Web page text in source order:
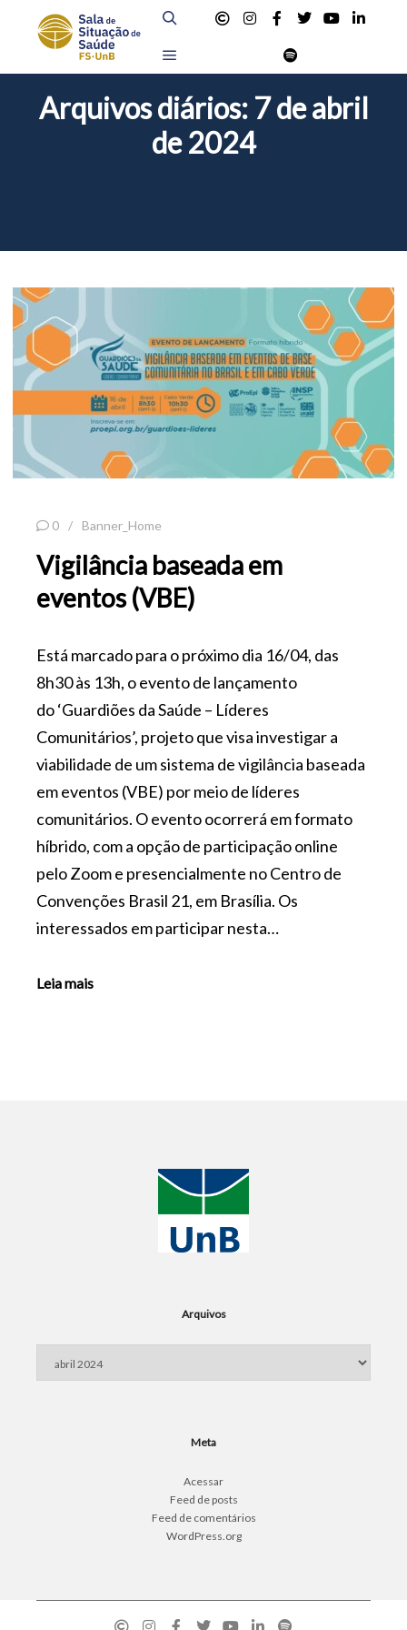
Menu principal
Arquivos diários: 7 de abril
de 2024
0 Banner_Home
Vigilância baseada em
eventos (VBE)
Está marcado para o próximo dia 16/04, das
8h30 às 13h, o evento de lançamento
do ‘Guardiões da Saúde – Líderes
Comunitários’, projeto que visa investigar a
viabilidade de um sistema de vigilância baseada
em eventos (VBE) por meio de líderes
comunitários. O evento ocorrerá em formato
híbrido, com a opção de participação online
pelo Zoom e presencialmente no Centro de
Convenções Brasil 21, em Brasília. Os
interessados em participar nesta…
Leia mais
Arquivos
Meta
Acessar
Feed de posts
Feed de comentários
WordPress.org